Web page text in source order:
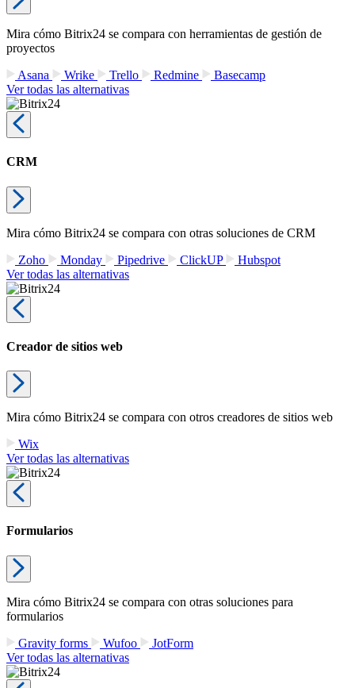
Mira cómo Bitrix24 se compara con herramientas de gestión de
proyectos
Asana
Wrike Trello Redmine
Basecamp
Ver todas las alternativas
CRM
Mira cómo Bitrix24 se compara con otras soluciones de CRM
Zoho
Monday Pipedrive ClickUP
Hubspot
Ver todas las alternativas
Creador de sitios web
Mira cómo Bitrix24 se compara con otros creadores de sitios web
Wix
Ver todas las alternativas
Formularios
Mira cómo Bitrix24 se compara con otras soluciones para
formularios
Gravity forms
Wufoo
JotForm
Ver todas las alternativas